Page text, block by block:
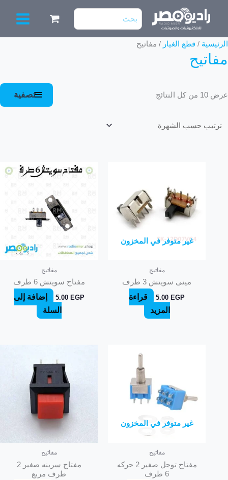
البحث
عن:
الرئيسية / قطع الغيار / مفاتيح
مفاتيح
عرض ⁦10⁩ من كل النتائج
تم
تصفية
غير متوفر في المخزون
مفاتيح
مينى سويتش 3 طرف
5.00EGP
قراءة
المزيد
مفاتيح
مفتاح سويتش 6 طرف
5.00 EGP
إضافة إلى
السلة
غير متوفر في المخزون
مفاتيح
مفتاح توجل صغير 2 حركه
6 طرف
مفاتيح
مفتاح سرينه صغير 2
طرف مربع